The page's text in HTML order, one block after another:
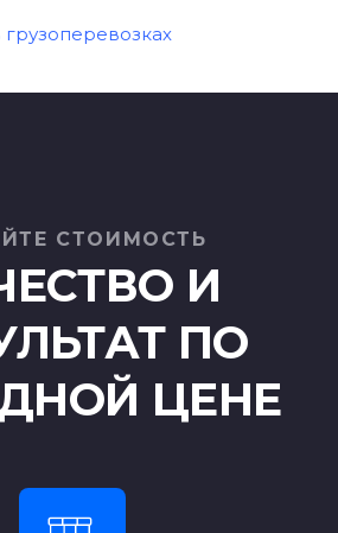
СТОИМОСТЬ
И
ПО
ЦЕНЕ